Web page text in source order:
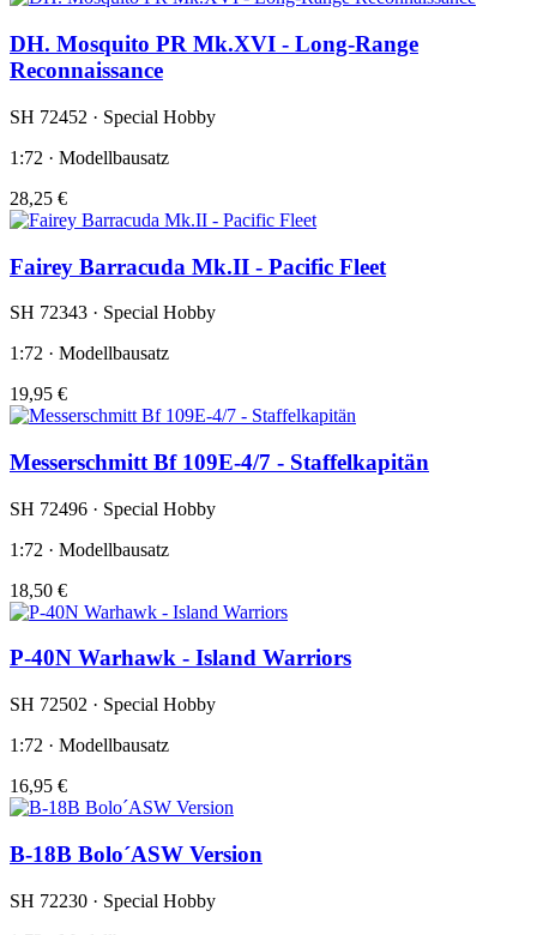
DH. Mosquito PR Mk.XVI - Long-Range
Reconnaissance
SH 72452 · Special Hobby
1:72 · Modellbausatz
28,25 €
Fairey Barracuda Mk.II - Pacific Fleet
SH 72343 · Special Hobby
1:72 · Modellbausatz
19,95 €
Messerschmitt Bf 109E-4/7 - Staffelkapitän
SH 72496 · Special Hobby
1:72 · Modellbausatz
18,50 €
P-40N Warhawk - Island Warriors
SH 72502 · Special Hobby
1:72 · Modellbausatz
16,95 €
B-18B Bolo´ASW Version
SH 72230 · Special Hobby